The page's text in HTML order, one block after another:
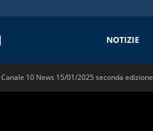
Canaledieci.tv NOTIZIE
Canale 10 News 15/01/2025 seconda edizione